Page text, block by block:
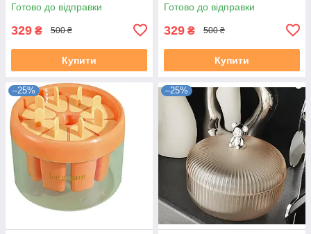
Готово до відправки
329 ₴ 500 ₴
Купити
Готово до відправки
329 ₴ 500 ₴
Купити
–25% –25%